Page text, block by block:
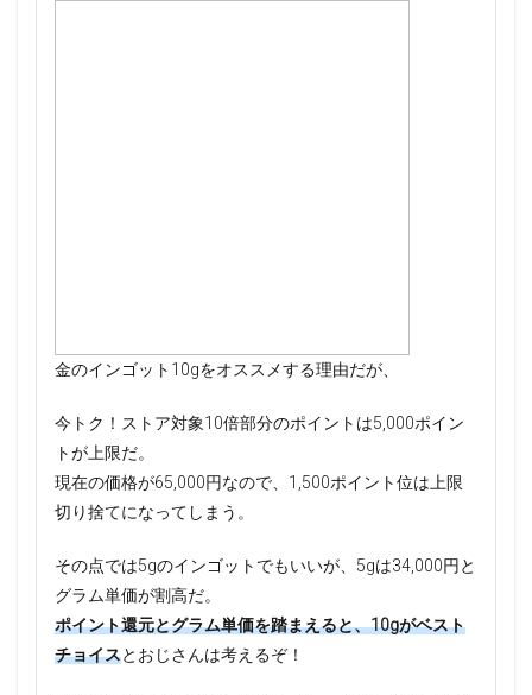
金のインゴット10gをオススメする理由だが、
今トク！ストア対象10倍部分のポイントは5,000ポイン
トが上限だ。
現在の価格が65,000円なので、1,500ポイント位は上限
切り捨てになってしまう。
その点では5gのインゴットでもいいが、5gは34,000円と
グラム単価が割高だ。
ポイント還元とグラム単価を踏まえると、10gがベスト
チョイスとおじさんは考えるぞ！